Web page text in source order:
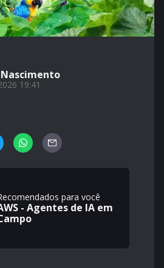
19:41
para você
- Agentes de IA em